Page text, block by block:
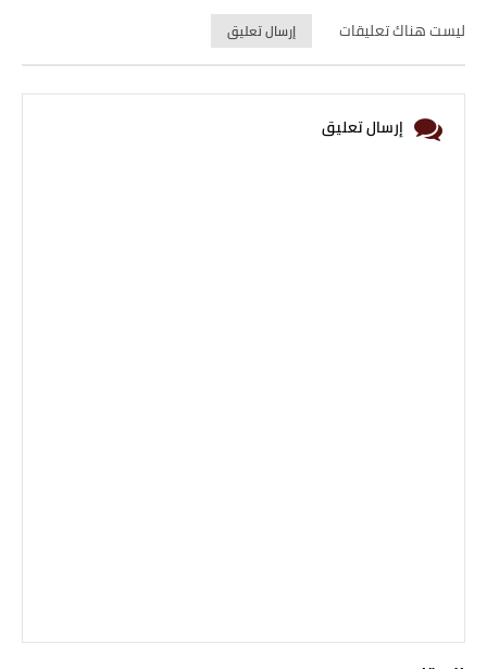
ليست هناك تعليقات إرسال تعليق
إرسال تعليق